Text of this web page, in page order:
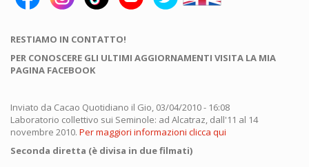
RESTIAMO IN CONTATTO!
PER CONOSCERE GLI ULTIMI AGGIORNAMENTI VISITA LA MIA
PAGINA FACEBOOK
Inviato da Cacao Quotidiano il Gio, 03/04/2010 - 16:08
Laboratorio collettivo sui Seminole: ad Alcatraz, dall'11 al 14
novembre 2010. Per maggiori informazioni clicca qui
Seconda diretta (è divisa in due filmati)